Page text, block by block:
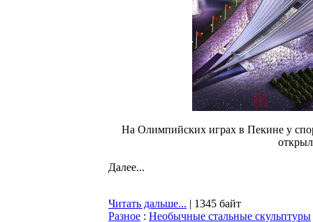
На Олимпийских играх в Пекине у
Далее...
Читать дальше... | 1345 байт
Разное : Необычные стальные скульптуры